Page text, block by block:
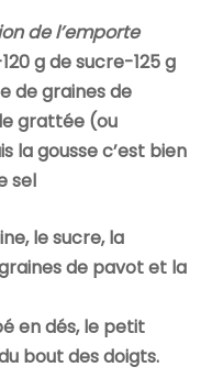
de l’emporte
g de sucre-125 g
de graines de
grattée (ou
la gousse c’est bien
sel
le sucre, la
de pavot et la
en dés, le petit
bout des doigts.